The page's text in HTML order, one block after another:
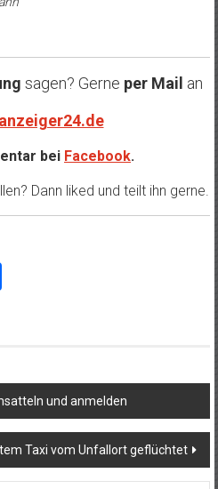
sagen? Gerne per Mail an
bei Facebook.
Dann liked und teilt ihn gerne.
Teilen
und anmelden
Taxi vom Unfallort geflüchtet